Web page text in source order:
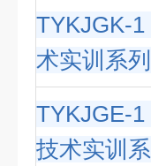
TYKJGK-
术实训系列
TYKJGE-
技术实训系